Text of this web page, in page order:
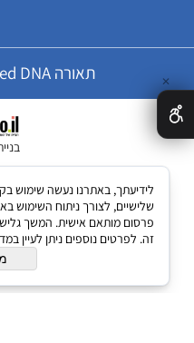
תאורה All rights reserved DNA ✕
שלישיים, לצורך ניתוח השימוש
פרסום מותאם אישית. המשך
זה. לפרטים נוספים ניתן לעיין